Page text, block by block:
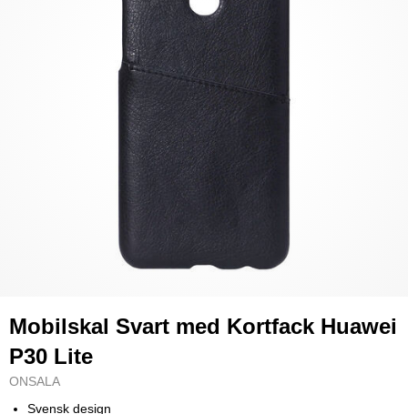
Mobilskal Svart med Kortfack Huawei
P30 Lite
ONSALA
Svensk design